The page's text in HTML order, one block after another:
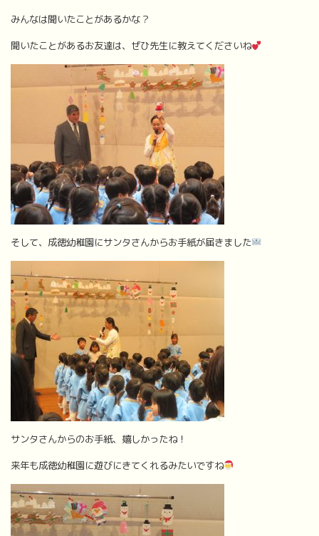
みんなは聞いたことがあるかな？
聞いたことがあるお友達は、ぜひ先生に教えてくださいね
そして、成徳幼稚園にサンタさんからお手紙が届きました
サンタさんからのお手紙、嬉しかったね！
来年も成徳幼稚園に遊びにきてくれるみたいですね